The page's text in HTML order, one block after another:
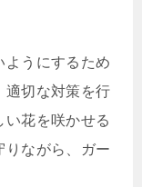
ようにするため
適切な対策を行
い花を咲かせる
りながら、ガー